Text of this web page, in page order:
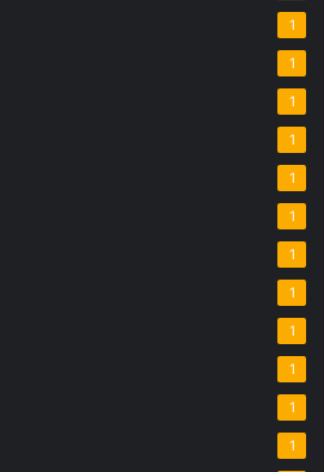
1
1
1
1
1
1
1
1
1
1
1
1